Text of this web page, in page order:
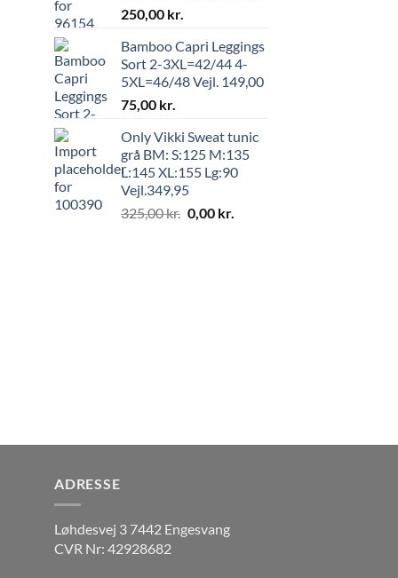
250,00 kr.
Bamboo Capri Leggings
Sort 2-3XL=42/44 4-
5XL=46/48 Vejl. 149,00
75,00 kr.
Only Vikki Sweat tunic
grå BM: S:125 M:135
L:145 XL:155 Lg:90
Vejl.349,95
325,00kr. 0,00 kr.
ADRESSE
Løhdesvej 3 7442 Engesvang
CVR Nr: 42928682